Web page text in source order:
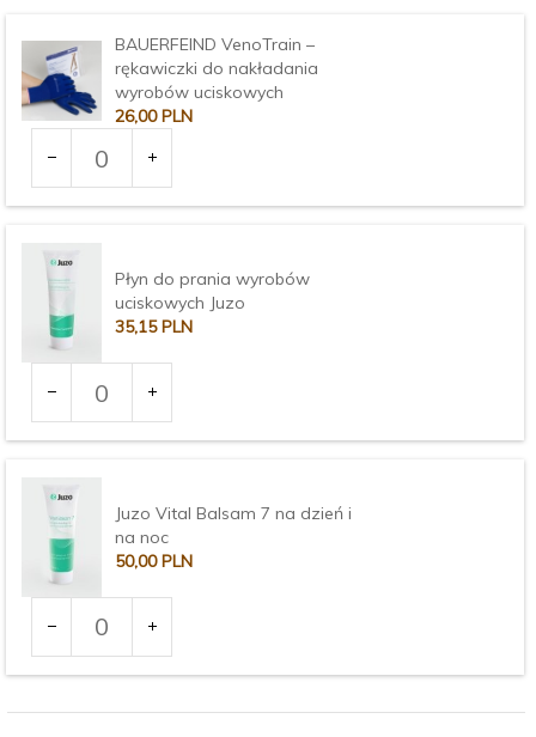
BAUERFEIND VenoTrain –
rękawiczki do nakładania
wyrobów uciskowych
26,00 PLN
dla
produktu
2270
Płyn do prania wyrobów
uciskowych Juzo
35,15 PLN
dla
produktu
3373
Juzo Vital Balsam 7 na dzień i
na noc
50,00 PLN
dla
produktu
3375